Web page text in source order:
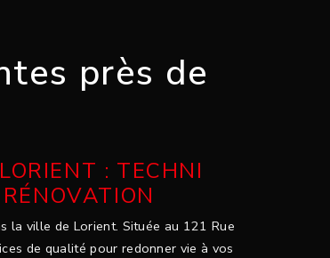
près de
: TECHNI
la ville de Lorient. Située au 121 Rue
de qualité pour redonner vie à vos